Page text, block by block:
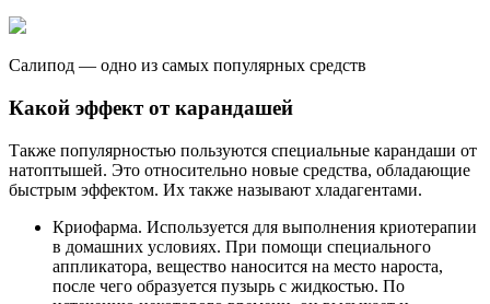
Салипод — одно из самых популярных средств
Какой эффект от карандашей
Также популярностью пользуются специальные карандаши от
натоптышей. Это относительно новые средства, обладающие
быстрым эффектом. Их также называют хладагентами.
Криофарма. Используется для выполнения криотерапии
в домашних условиях. При помощи специального
аппликатора, вещество наносится на место нароста,
после чего образуется пузырь с жидкостью. По